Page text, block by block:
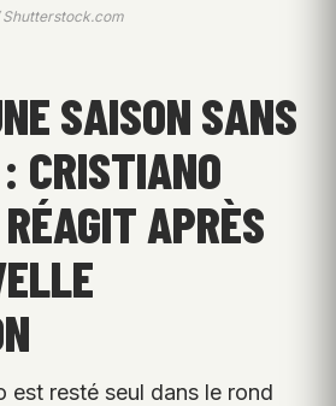
SAISON SANS
CRISTIANO
APRÈS
est resté seul dans le rond